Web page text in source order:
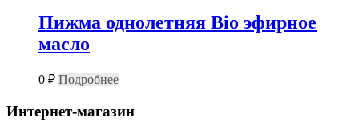
Пижма однолетняя Bio эфирное
масло
0 ₽ Подробнее
Интернет-магазин